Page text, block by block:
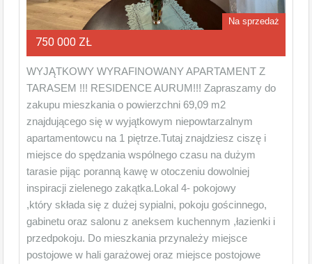
Na sprzedaż
750 000 ZŁ
WYJĄTKOWY WYRAFINOWANY APARTAMENT Z
TARASEM !!! RESIDENCE AURUM!!! Zapraszamy do
zakupu mieszkania o powierzchni 69,09 m2
znajdującego się w wyjątkowym niepowtarzalnym
apartamentowcu na 1 piętrze.Tutaj znajdziesz ciszę i
miejsce do spędzania wspólnego czasu na dużym
tarasie pijąc poranną kawę w otoczeniu dowolniej
inspiracji zielenego zakątka.Lokal 4- pokojowy
,który składa się z dużej sypialni, pokoju gościnnego,
gabinetu oraz salonu z aneksem kuchennym ,łazienki i
przedpokoju. Do mieszkania przynależy miejsce
postojowe w hali garażowej oraz miejsce postojowe